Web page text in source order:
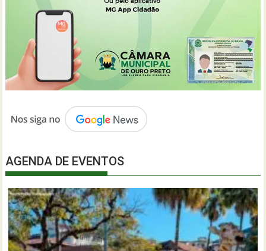
AGENDA DE EVENTOS